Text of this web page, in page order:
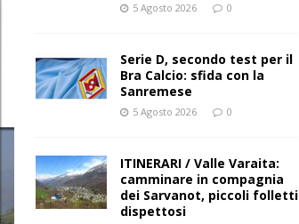
5 Agosto 2026 0
Serie D, secondo test per il
Bra Calcio: sfida con la
Sanremese
5 Agosto 2026 0
ITINERARI / Valle Varaita:
camminare in compagnia
dei Sarvanot, piccoli folletti
dispettosi